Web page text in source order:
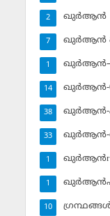
ഖുര്‍ആന്‍
2
ഖുര്‍ആന്‍
7
ഖുര്‍ആന്‍–
1
ഖുര്‍ആന്‍-
14
ഖുര്‍ആന്‍-
38
ഖുര്‍ആന്‍-
33
ഖുര്‍ആന്‍r
1
1
10